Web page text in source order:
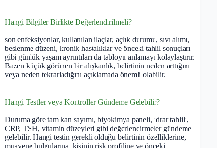
Hangi Bilgiler Birlikte Değerlendirilmeli?
son enfeksiyonlar, kullanılan ilaçlar, açlık durumu, sıvı alımı,
beslenme düzeni, kronik hastalıklar ve önceki tahlil sonuçları
gibi günlük yaşam ayrıntıları da tabloyu anlamayı kolaylaştırır.
Bazen küçük görünen bir alışkanlık, belirtinin neden arttığını
veya neden tekrarladığını açıklamada önemli olabilir.
Hangi Testler veya Kontroller Gündeme Gelebilir?
Duruma göre tam kan sayımı, biyokimya paneli, idrar tahlili,
CRP, TSH, vitamin düzeyleri gibi değerlendirmeler gündeme
gelebilir. Hangi testin gerekli olduğu belirtinin özelliklerine,
muayene bulgularına, kişinin risk profiline ve önceki